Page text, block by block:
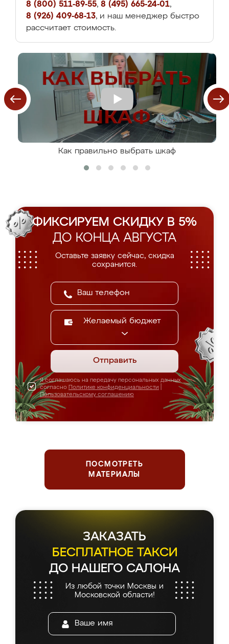
8 (800) 511-89-55, 8 (495) 665-24-01,
8 (926) 409-68-13, и наш менеджер быстро
рассчитает стоимость.
Как правильно выбрать шкаф
ФИКСИРУЕМ СКИДКУ В 5%
ДО КОНЦА АВГУСТА
Оставьте заявку сейчас, скидка
сохранится.
Желаемый бюджет
Отправить
Я соглашаюсь на передачу персональных данных
согласно Политике конфиденциальности
Пользовательскому соглашению
ПОСМОТРЕТЬ
МАТЕРИАЛЫ
ЗАКАЗАТЬ
БЕСПЛАТНОЕ ТАКСИ
ДО НАШЕГО САЛОНА
Из любой точки Москвы и
Московской области!